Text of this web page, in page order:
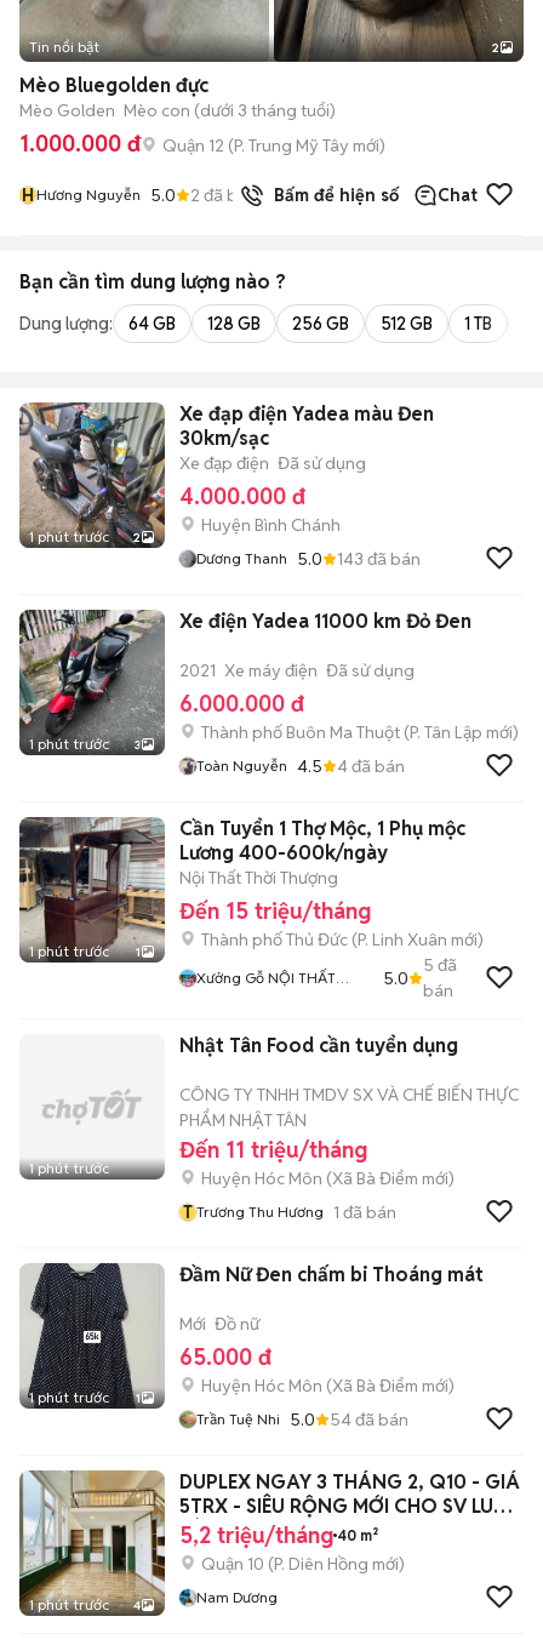
Tin nổi bật 2
Mèo Bluegolden đực
Mèo Golden Mèo con (dưới 3 tháng tuổi)
1.000.000 đ Quận 12 (P. Trung Mỹ Tây mới)
HHương Nguyễn 5.0 2 đã bán Bấm để hiện số Chat
Bạn cần tìm dung lượng nào ?
Dung lượng: 64 GB 128 GB 256 GB 512 GB 1 TB
1 phút trước 2
Xe đạp điện Yadea màu Đen
30km/sạc
Xe đạp điện Đã sử dụng
4.000.000 đ
Huyện Bình Chánh
Dương Thanh 5.0 143 đã bán
1 phút trước 3
Xe điện Yadea 11000 km Đỏ Đen
2021 Xe máy điện Đã sử dụng
6.000.000 đ
Thành phố Buôn Ma Thuột (P. Tân Lập mới)
Toàn Nguyễn 4.5 4đã bán
1 phút trước 1
Cần Tuyển 1 Thợ Mộc, 1 Phụ mộc
Lương 400-600k/ngày
Nội Thất Thời Thượng
Đến 15 triệu/tháng
Thành phố Thủ Đức (P. Linh Xuân mới)
Xưởng Gỗ NỘI THẤT
5.0
5 đã
bán
1 phút trước
Nhật Tân Food cần tuyển dụng
CÔNG TY TNHH TMDV SX VÀ CHẾ BIẾN THỰC
PHẨM NHẬT TÂN
Đến 11 triệu/tháng
Huyện Hóc Môn (Xã Bà Điểm mới)
T Trương Thu Hương 1 đã bán
1 phút trước 1
Đầm Nữ Đen chấm bi Thoáng mát
Mới Đồ nữ
65.000 đ
Huyện Hóc Môn (Xã Bà Điểm mới)
Trần Tuệ Nhi 5.0 54đã bán
1 phút trước 4
DUPLEX NGAY 3 THÁNG 2, Q10 - GIÁ
5TRX - SIÊU RỘNG MỚI CHO SV LUN
NÈ
5,2 triệu/tháng 40 m²
Quận 10 (P. Diên Hồng mới)
Nam Dương